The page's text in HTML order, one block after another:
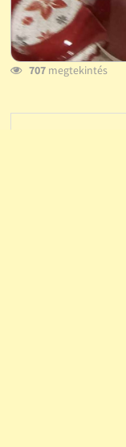
707megtekintés